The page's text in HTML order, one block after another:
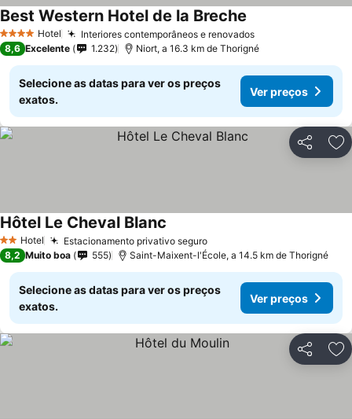
4 EstrelasHotel Interiores contemporâneos e renovados
Best Western Hotel de la Breche
8,6 Excelente 1.232 Niort, a 16.3 km de Thorigné
Selecione as datas para ver os preços
exatos.
Ver preços
Partilhar
2 Estrelas
Hotel Estacionamento privativo seguro
Hôtel Le Cheval Blanc
8,2 Muito boa 555 Saint-Maixent-l'École, a 14.5 km de Thorigné
Selecione as datas para ver os preços
exatos.
Ver preços
Partilhar